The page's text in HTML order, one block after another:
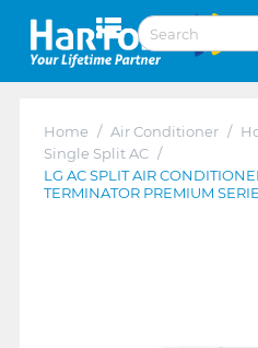
Home / Air Conditioner /
Single Split AC /
LG AC SPLIT AIR
TERMINATOR PREMIUM